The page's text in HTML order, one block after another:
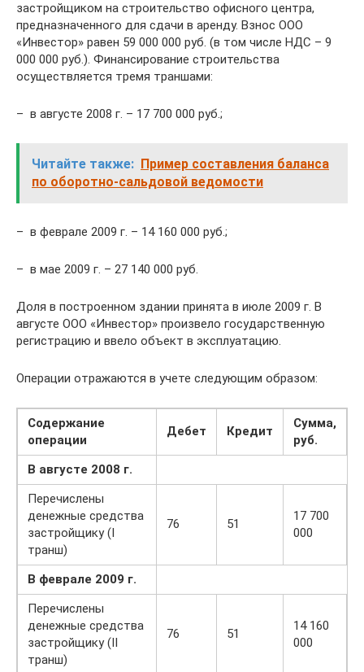
застройщиком на строительство офисного центра,
предназначенного для сдачи в аренду. Взнос ООО
«Инвестор» равен 59 000 000 руб. (в том числе НДС – 9
000 000 руб.). Финансирование строительства
осуществляется тремя траншами:
– в августе 2008 г. – 17 700 000 руб.;
Читайте также: Пример составления баланса
по оборотно-сальдовой ведомости
– в феврале 2009 г. – 14 160 000 руб.;
– в мае 2009 г. – 27 140 000 руб.
Доля в построенном здании принята в июле 2009 г. В
августе ООО «Инвестор» произвело государственную
регистрацию и ввело объект в эксплуатацию.
Операции отражаются в учете следующим образом:
Содержание
операции
Дебет Кредит
Сумма,
руб.
В августе 2008 г.
Перечислены
денежные средства
застройщику (I
транш)
76 51
17 700
000
В феврале 2009 г.
Перечислены
денежные средства
застройщику (II
транш)
76 51
14 160
000